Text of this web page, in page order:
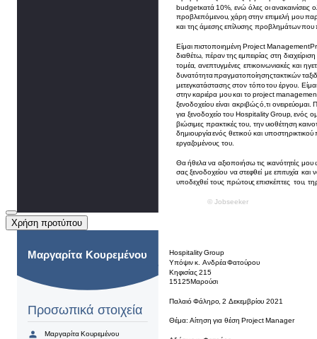
Χρήση προτύπου